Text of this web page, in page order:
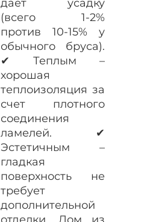
дает усадку
(всего 1-2%
против 10-15% у
обычного бруса).
✔ Теплым –
хорошая
теплоизоляция за
счет плотного
соединения
ламелей. ✔
Эстетичным –
гладкая
поверхность не
требует
дополнительной
отделки. Дом из